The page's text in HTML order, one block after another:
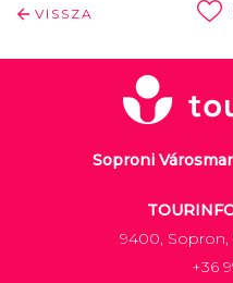
VISSZA
Soproni
9400, Sopron,
+36